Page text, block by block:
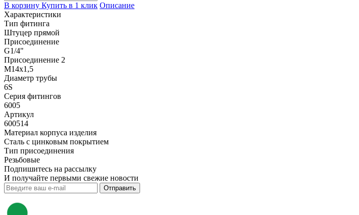
В корзину Купить в 1 клик Описание
Характеристики
Тип фитинга
Штуцер прямой
Присоединение
G1/4"
Присоединение 2
M14x1,5
Диаметр трубы
6S
Серия фитингов
6005
Артикул
600514
Материал корпуса изделия
Сталь с цинковым покрытием
Тип присоединения
Резьбовые
Подпишитесь на рассылку
И получайте первыми свежие новости
Отправить